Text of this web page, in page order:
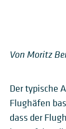
Von Moritz
Der typische
Flughäfen
dass der